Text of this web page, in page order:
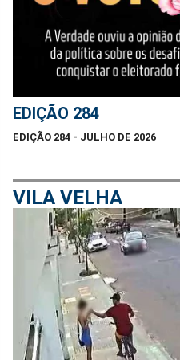
EDIÇÃO 284
EDIÇÃO 284 - JULHO DE 2026
VILA VELHA